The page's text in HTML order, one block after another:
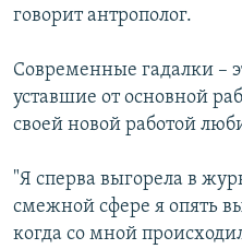
говорит антрополог.
Современные гадалки –
уставшие от основной
своей новой работой
"Я сперва выгорела в
смежной сфере я опять
когда со мной